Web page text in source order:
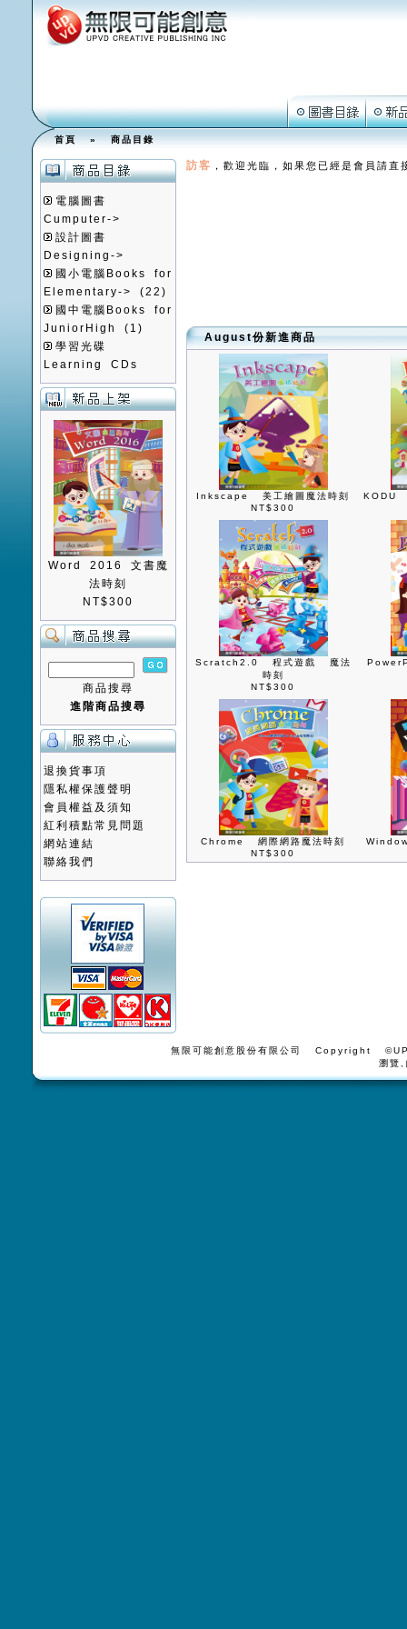
首頁»商品目錄
電腦圖書
Cumputer->
設計圖書
Designing->
國小電腦Books for
Elementary->
(22)
國中電腦Books for
JuniorHigh
(1)
學習光碟
Learning CDs
Word 2016 文書魔
法時刻
NT$300
商品搜尋
進階商品搜尋
退換貨事項
隱私權保護聲明
會員權益及須知
紅利積點常見問題
網站連結
聯絡我們
訪客 ，歡迎光臨，如果您已經是會員請直
August份新進商品
Inkscape 美工繪圖魔法時刻
NT$300
KODU
Scratch2.0 程式遊戲 魔法
時刻
NT$300
Chrome 網際網路魔法時刻
NT$300
無限可能創意股份有限公司 Copyright
瀏